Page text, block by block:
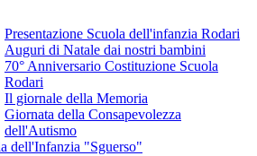
Presentazione Scuola dell'infanzia Rodari
Auguri di Natale dai nostri bambini
70° Anniversario Costituzione Scuola
Rodari
Il giornale della Memoria
Giornata della Consapevolezza
dell'Autismo
dell'Infanzia "Sguerso"